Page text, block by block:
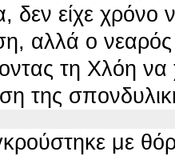
δεν είχε
αλλά ο
τη Χλόη να
της
με